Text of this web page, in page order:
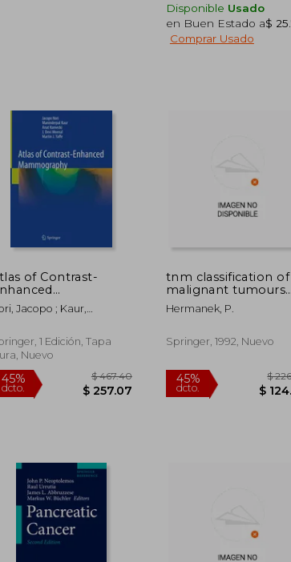
Disponible Usado
en Buen Estado a$
Comprar Usado
of Contrast-
(en
Jacopo ; Kaur,
1 Edición, Tapa
Nuevo
45%
dcto.
tnm classification of
malignant tumours
(en Inglés)
Hermanek, P.
Springer, 1992, Nuevo
45%